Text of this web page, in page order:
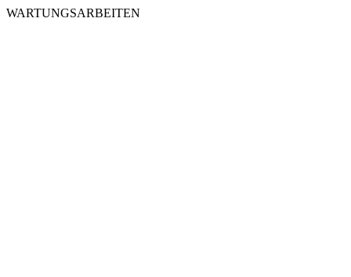
WARTUNGSARBEITEN